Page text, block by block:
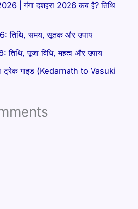
| गंगा दशहरा 2026 कब है? तिथि
तिथि, समय, सूतक और उपाय
पूजा विधि, महत्व और उपाय
ट्रेक गाइड (Kedarnath to Vasuki